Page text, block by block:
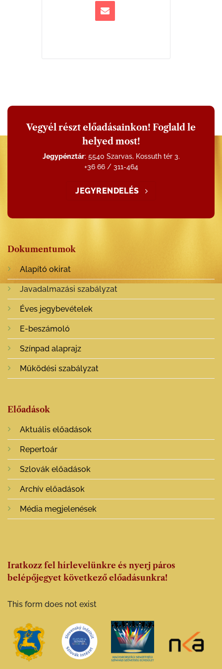
Vegyél részt előadásainkon! Foglald le
helyed most!
Jegypénztár: 5540 Szarvas, Kossuth tér 3.
+36 66 / 311-464
JEGYRENDELÉS
Dokumentumok
Alapító okirat
Javadalmazási szabályzat
Éves jegybevételek
E-beszámoló
Színpad alaprajz
Működési szabályzat
Előadások
Aktuális előadások
Repertoár
Szlovák előadások
Archív előadások
Média megjelenések
Iratkozz fel hírlevelünkre és nyerj páros
belépőjegyet következő előadásunkra!
This form does not exist